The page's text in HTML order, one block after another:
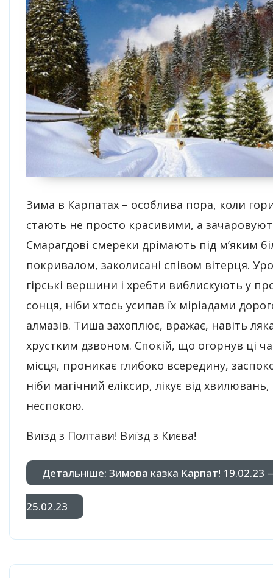
Зима в Карпатах – особлива пора, коли
стають не просто красивими, а
Смарагдові смереки дрімають під м’яким
покривалом, заколисані співом вітерця.
гірські вершини і хребти виблискують у
сонця, ніби хтось усипав їх міріадами
алмазів. Тиша захоплює, вражає, навіть
хрустким дзвоном. Спокій, що огорнув ці
місця, проникає глибоко всередину,
ніби магічний еліксир, лікує від хвилювань,
неспокою.
Виїзд з Полтави! Виїзд з Києва!
Детальніше: Зимова казка Карпат! 19.02.23
25.02.23